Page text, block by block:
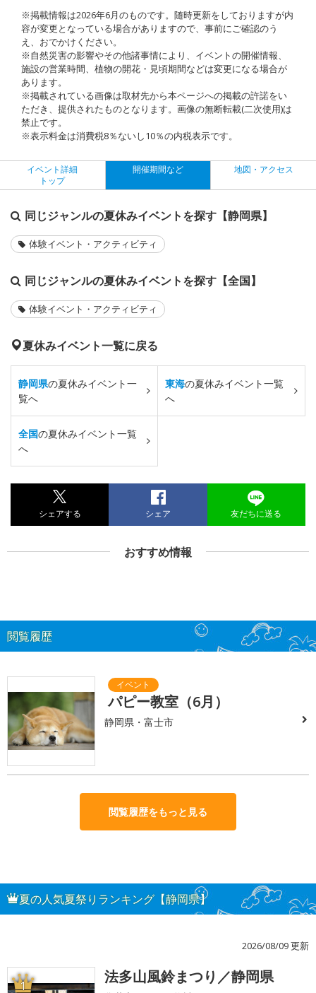
※掲載情報は2026年6月のものです。随時更新をしておりますが内
容が変更となっている場合がありますので、事前にご確認のう
え、おでかけください。
※自然災害の影響やその他諸事情により、イベントの開催情報、
施設の営業時間、植物の開花・見頃期間などは変更になる場合が
あります。
※掲載されている画像は取材先から本ページへの掲載の許諾をい
ただき、提供されたものとなります。画像の無断転載(二次使用)は
禁止です。
※表示料金は消費税8％ないし10％の内税表示です。
イベント詳細
トップ
開催期間など 地図・アクセス
同じジャンルの夏休みイベントを探す【静岡県】
体験イベント・アクティビティ
同じジャンルの夏休みイベントを探す【全国】
体験イベント・アクティビティ
夏休みイベント一覧に戻る
静岡県の夏休みイベント一
覧へ
東海の夏休みイベント一覧
へ
全国の夏休みイベント一覧
へ
シェアする シェア 友だちに送る
おすすめ情報
閲覧履歴
パピー教室（6月）
静岡県・富士市
閲覧履歴をもっと見る
夏の人気夏祭りランキング【静岡県】
2026/08/09 更新
1 法多山風鈴まつり／静岡県